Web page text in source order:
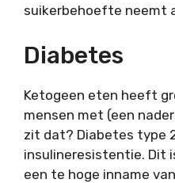
suikerbehoefte neemt
Diabetes
Ketogeen eten heeft
mensen met (een
zit dat? Diabetes type
insulineresistentie. Dit
een te hoge inname